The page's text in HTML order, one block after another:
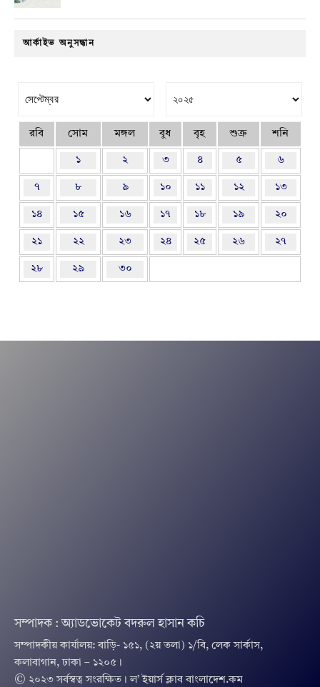
আর্কাইভ অনুসন্ধান
রবি সোম মঙ্গল বুধ বৃহ শুক্র শনি
১ ২ ৩ ৪ ৫ ৬
৭ ৮ ৯ ১০ ১১ ১২ ১৩
১৪ ১৫ ১৬ ১৭ ১৮ ১৯ ২০
২১ ২২ ২৩ ২৪ ২৫ ২৬ ২৭
২৮ ২৯ ৩০
সম্পাদক : অ্যাডভোকেট বদরুল হাসান কচি
সম্পাদকীয় কার্যালয়: বাড়ি- ১৫১, (২য় তলা) ১/বি, লেক সার্কাস,
কলাবাগান, ঢাকা – ১২০৫।
© ২০২৩ সর্বস্বত্ব সংরক্ষিত । ল’ ইয়ার্স ক্লাব বাংলাদেশ.কম